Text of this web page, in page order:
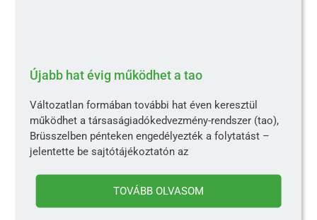
Újabb hat évig működhet a tao
Változatlan formában további hat éven keresztül
működhet a társaságiadókedvezmény-rendszer (tao),
Brüsszelben pénteken engedélyezték a folytatást –
jelentette be sajtótájékoztatón az
TOVÁBB OLVASOM